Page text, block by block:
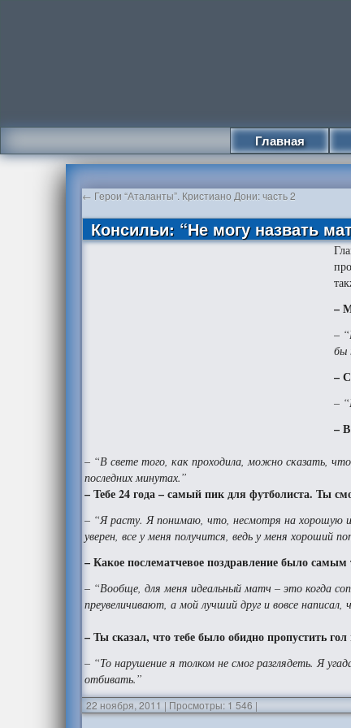
Главная
← Герои “Аталанты”. Кристиано Дони: часть 2
Консильи: “Не могу назвать
–
–
бы
–
–
–
– “В свете того, как проходила, можно сказать,
последних минутах.”
– Тебе 24 года – самый пик для футболиста. Ты
– “Я расту. Я понимаю, что, несмотря на хорошую
уверен, все у меня получится, ведь у меня хороший
– Какое послематчевое поздравление было
– “Вообще, для меня идеальный матч – это когда
преувеличивают, а мой лучший друг и вовсе
– Ты сказал, что тебе было обидно пропустить
– “То нарушение я толком не смог разглядеть. Я
отбивать.”
22 ноября, 2011 | Просмотры: 1 546 |